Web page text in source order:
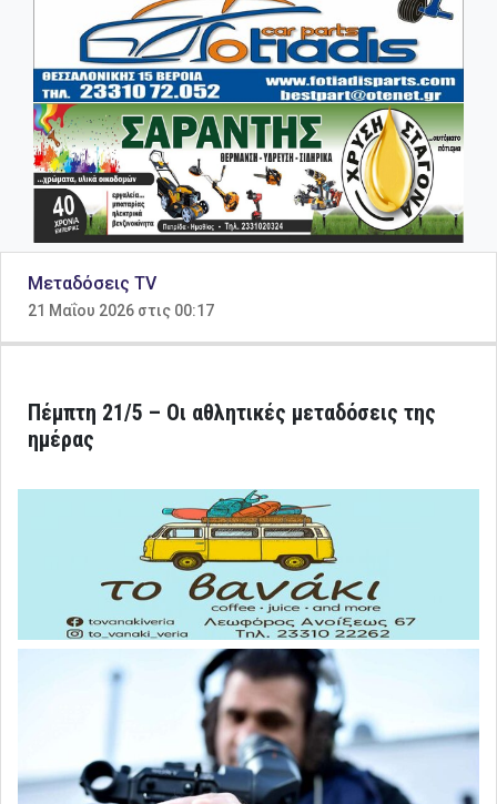
Μεταδόσεις TV
21 Μαΐου 2026 στις 00:17
Πέμπτη 21/5 – Οι αθλητικές μεταδόσεις της
ημέρας